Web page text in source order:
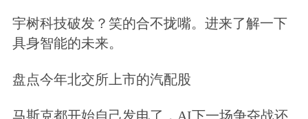
宇树科技破发？笑的合不拢嘴。进来了解一下
具身智能的未来。
盘点今年北交所上市的汽配股
马斯克都开始自己发电了，AI下一场争夺战还